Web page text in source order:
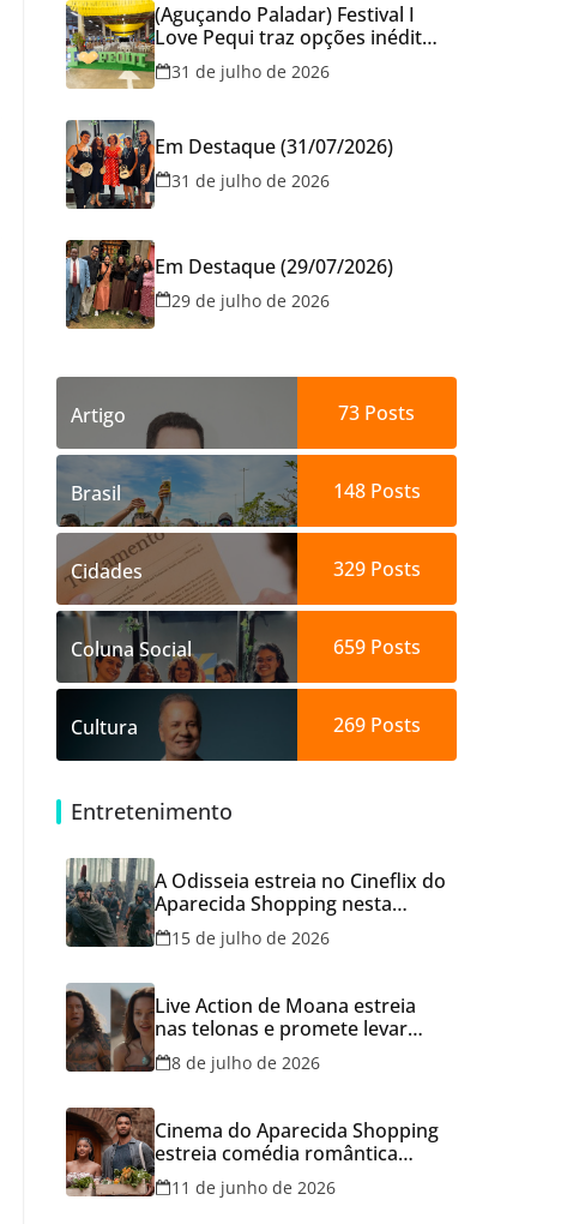
(Aguçando Paladar) Festival I
Love Pequi traz opções inéditas
de pratos e atrações gratuitas
no fim de semana dos Pais em
31 de julho de 2026
Em Destaque (31/07/2026)
31 de julho de 2026
Em Destaque (29/07/2026)
29 de julho de 2026
Artigo 73 Posts
Brasil 148Posts
Cidades 329Posts
Coluna Social 659Posts
Cultura 269Posts
Entretenimento
A Odisseia estreia no Cineflix do
Aparecida Shopping nesta
quinta, 16
15 de julho de 2026
Live Action de Moana estreia
nas telonas e promete levar
aventura e emoção ao Cineflix
do Aparecida Shopping
8 de julho de 2026
Cinema do Aparecida Shopping
estreia comédia romântica
ambientada na Itália, hoje e
lança promoção para o Dia dos
11 de junho de 2026